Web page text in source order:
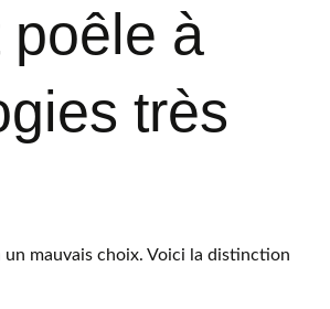
poêle à
très
mauvais choix. Voici la distinction